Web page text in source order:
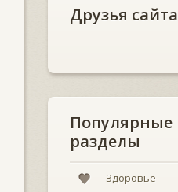
Друзья сайта
Популярные
разделы
Здоровье